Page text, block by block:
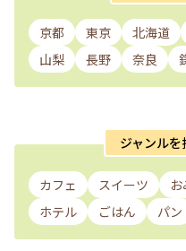
京都 東京 北海道
山梨
長野 奈良
ジャンル
カフェ スイーツ
ホテル
ごはん パン